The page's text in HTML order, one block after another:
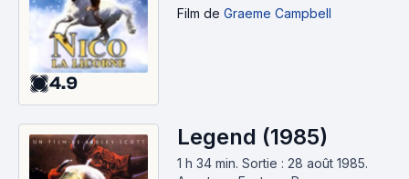
4.9
Film de Graeme Campbell
Legend (1985)
1 h 34 min. Sortie : 28 août 1985.